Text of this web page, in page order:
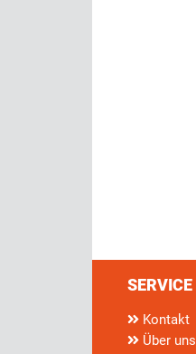
SERVICE
Kontakt
Über uns